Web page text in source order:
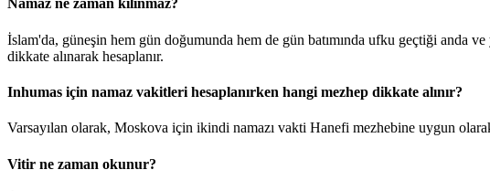
Namaz ne zaman kılınmaz?
İslam'da, güneşin hem gün doğumunda hem de gün batımında ufku geçtiği anda
dikkate alınarak hesaplanır.
Inhumas için namaz vakitleri hesaplanırken hangi mezhep dikkate alınır?
Varsayılan olarak, Moskova için ikindi namazı vakti Hanefi mezhebine uygun
Vitir ne zaman okunur?